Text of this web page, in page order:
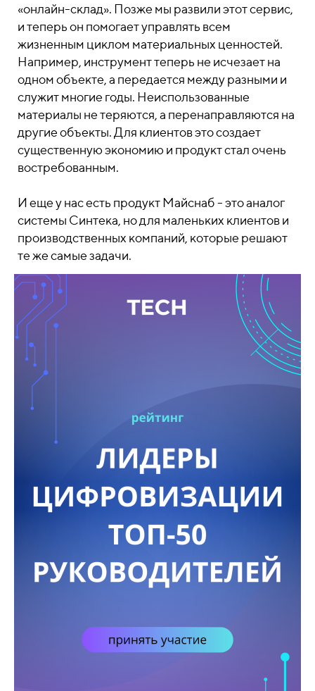
«онлайн-склад». Позже мы развили этот сервис,
и теперь он помогает управлять всем
жизненным циклом материальных ценностей.
Например, инструмент теперь не исчезает на
одном объекте, а передается между разными и
служит многие годы. Неиспользованные
материалы не теряются, а перенаправляются на
другие объекты. Для клиентов это создает
существенную экономию и продукт стал очень
востребованным.
И еще у нас есть продукт Майснаб - это аналог
системы Синтека, но для маленьких клиентов и
производственных компаний, которые решают
те же самые задачи.